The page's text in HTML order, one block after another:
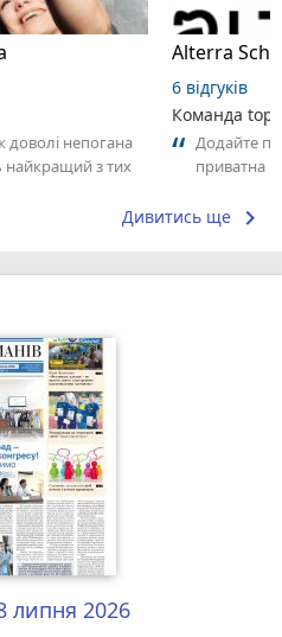
доволі непогана
найкращий з тих
6 відгуків
Команда
Додайте
приватна
Дивитись ще keyboard_arrow_right
липня 2026